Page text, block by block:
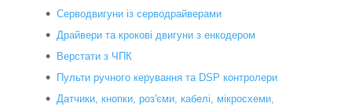
Серводвигуни із серводрайверами
Драйвери та крокові двигуни з енкодером
Верстати з ЧПК
Пульти ручного керування та DSP контролери
Датчики, кнопки, роз'єми, кабелі, мікросхеми,